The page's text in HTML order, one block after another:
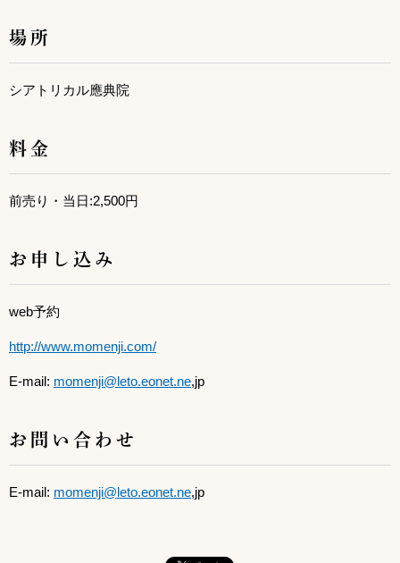
場所
シアトリカル應典院
料金
前売り・当日:2,500円
お申し込み
web予約
http://www.momenji.com/
E-mail: momenji@leto.eonet.ne,jp
お問い合わせ
E-mail: momenji@leto.eonet.ne,jp